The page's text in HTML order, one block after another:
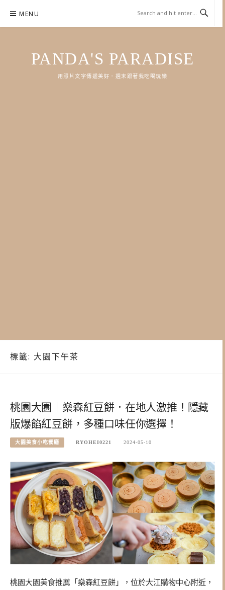
content
MENU
PANDA'S PARADISE
用照片文字傳遞美好．週末跟著我吃喝玩樂
標籤: 大園下午茶
桃園大園｜燊森紅豆餅．在地人激推！隱藏
版爆餡紅豆餅，多種口味任你選擇！
大園美食小吃餐廳 RYOHEI0221 2024-05-10
桃園大園美食推薦「燊森紅豆餅」，位於大江購物中心附近，